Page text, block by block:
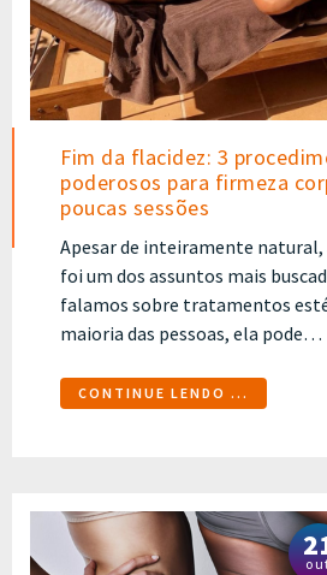
Fim da flacidez: 3
poderosos para firmeza
poucas sessões
Apesar de inteiramente natural,
foi um dos assuntos mais
falamos sobre tratamentos
maioria das pessoas, ela pode…
CONTINUE LENDO ...